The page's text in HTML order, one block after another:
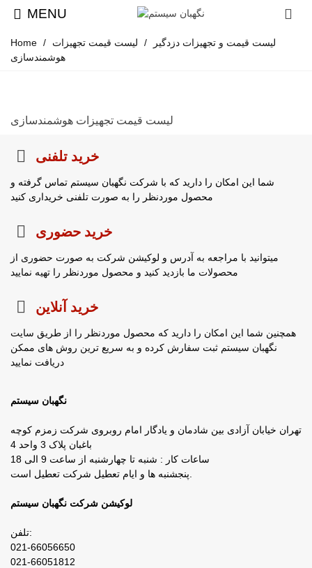
MENU
Home / لیست قیمت و تجهیزات دزدگیر /
لیست قیمت تجهیزات
هوشمندسازی
لیست قیمت تجهیزات هوشمندسازی
خرید تلفنی
شما این امکان را دارید که با شرکت نگهبان سیستم تماس گرفته و
محصول موردنظر را به صورت تلفنی خریداری کنید
خرید حضوری
میتوانید با مراجعه به آدرس و لوکیشن شرکت به صورت حضوری از
محصولات ما بازدید کنید و محصول موردنظر را تهیه نمایید
خرید آنلاین
همچنین شما این امکان را دارید که محصول موردنظر را از طریق سایت
نگهبان سیستم ثبت سفارش کرده و به سریع ترین روش های ممکن
دریافت نمایید
نگهبان سیستم
تهران خیابان آزادی بین شادمان و یادگار امام روبروی شرکت زمزم کوچه
باغبان پلاک 3 واحد 4
لوکیشن شرکت نگهبان سیستم
تلفن:
021-66056650
021-66051812